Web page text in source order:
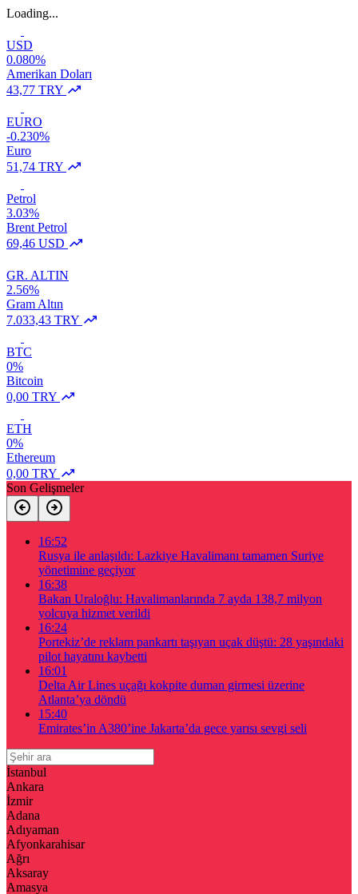
Loading...
USD
0.080%
Amerikan Doları
43,77 TRY
EURO
-0.230%
Euro
51,74 TRY
Petrol
3.03%
Brent Petrol
69,46 USD
GR. ALTIN
2.56%
Gram Altın
7.033,43 TRY
BTC
0%
Bitcoin
0,00 TRY
ETH
0%
Ethereum
0,00 TRY
Son Gelişmeler
16:52
Rusya ile anlaşıldı: Lazkiye Havalimanı tamamen Suriye
yönetimine geçiyor
16:38
Bakan Uraloğlu: Havalimanlarında 7 ayda 138,7 milyon
yolcuya hizmet verildi
16:24
Portekiz’de reklam pankartı taşıyan uçak düştü: 28 yaşındaki
pilot hayatını kaybetti
16:01
Delta Air Lines uçağı kokpite duman girmesi üzerine
Atlanta’ya döndü
15:40
Emirates’in A380’ine Jakarta’da gece yarısı sevgi seli
İstanbul
Ankara
İzmir
Adana
Adıyaman
Afyonkarahisar
Ağrı
Aksaray
Amasya